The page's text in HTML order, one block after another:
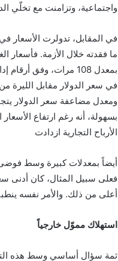
واجتماعية، وتزامنت مع تخلّي
في المقابل، تدولرت
بمعدل 108 مرات، وفق
ومعدل مضاعفة سعر الدولار
الأرباح التجارية ازدادت
أيضاً بمعدلات كبيرة وسط فوضى
أعلى من ذلك. والأمر نفسه
استهلاك مموّل خارجياً
ثمة سؤال أساسي وسط هذه